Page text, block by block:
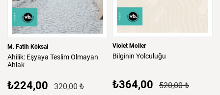
M. Fatih Köksal
Ahilik: Eşyaya TeslimOlmayan
Ahlak
₺224,00 320,00 ₺
Violet Moller
Bilginin Yolculuğu
₺364,00 520,00 ₺